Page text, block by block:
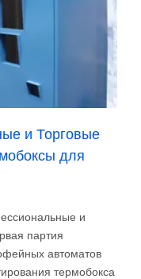
и Торговые
для
и
партия
автоматов
термобокса